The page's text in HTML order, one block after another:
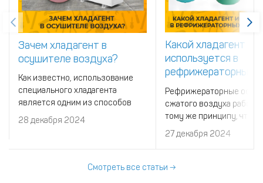
Зачем хладагент в
осушителе воздуха?
Как известно, использование
специального хладагента
является одним из способов
осушения сжатого воздуха из
компрессора. Но как именно это
28 декабря 2024
Какой хладагент
используется в
рефрижераторных
осушителях
Рефрижераторные
сжатого воздуха
тому же принципу, что и
холодильные установки.
значит, что в системе
хладагент.
27 декабря 2024
Смотреть все статьи →